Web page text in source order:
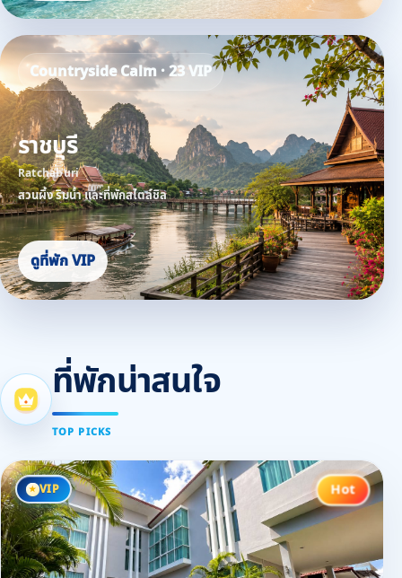
Countryside Calm · 23 VIP
ราชบุรี
Ratchaburi
สวนผึ้ง ริมน้ำ และที่พักสไตล์ชิล
ดูที่พัก VIP
ที่พักน่าสนใจ
TOP PICKS
VIP Hot